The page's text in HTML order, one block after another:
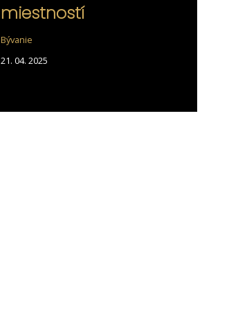
miestností
Bývanie
21. 04. 2025